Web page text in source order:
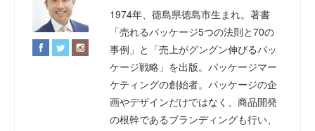
1974年、徳島県徳島市生まれ。著書
「売れるパッケージ5つの法則と70の
事例」と「売上がグングン伸びるパッ
ケージ戦略」を出版。パッケージマー
ケティングの創始者。パッケージの企
画やデザインだけではなく、商品開発
の根幹であるブランディングも行い、